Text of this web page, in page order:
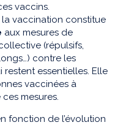
vaccins.
la vaccination constitue
aux mesures de
(répulsifs,
contre les
essentielles. Elle
vaccinées à
mesures.
fonction de l’évolution